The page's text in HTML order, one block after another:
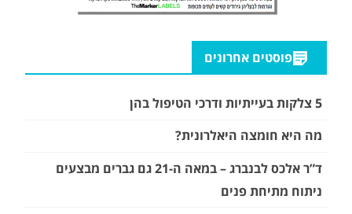
פוסטים אחרונים
5 צלקות בעייתיות ודרכי הטיפול בהן
מה היא חומצה היאלרונית?
ד”ר אלכס לבנברג – במאה ה-21 גם גברים מבצעים
ניתוח מתיחת פנים